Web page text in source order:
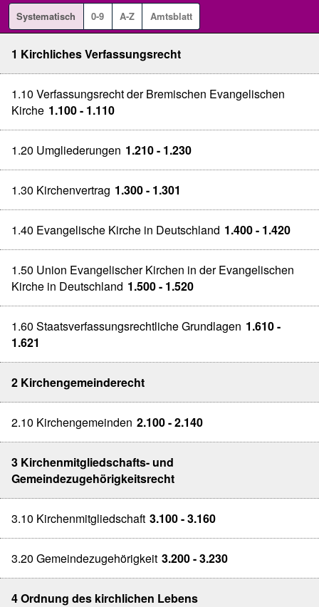
Systematisch 0-9 A-Z Amtsblatt
1 Kirchliches Verfassungsrecht
1.10 Verfassungsrecht der Bremischen Evangelischen
Kirche 1.100 - 1.110
1.20 Umgliederungen 1.210 - 1.230
1.30 Kirchenvertrag 1.300 - 1.301
1.40 Evangelische Kirche in Deutschland 1.400 - 1.420
1.50 Union Evangelischer Kirchen in der Evangelischen
Kirche in Deutschland 1.500 - 1.520
1.60 Staatsverfassungsrechtliche Grundlagen 1.610 -
1.621
2 Kirchengemeinderecht
2.10 Kirchengemeinden 2.100 - 2.140
3 Kirchenmitgliedschafts- und
Gemeindezugehörigkeitsrecht
3.10 Kirchenmitgliedschaft 3.100 - 3.160
3.20 Gemeindezugehörigkeit 3.200 - 3.230
4 Ordnung des kirchlichen Lebens